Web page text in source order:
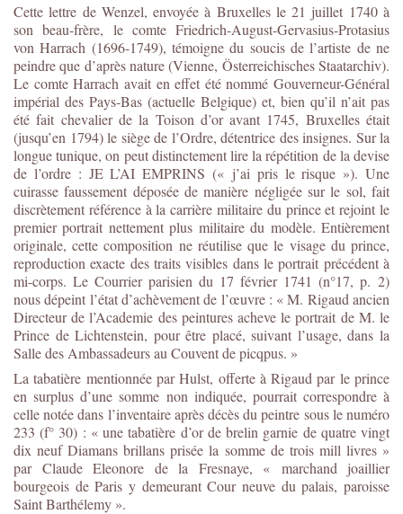
Cette lettre de Wenzel, envoyée à Bruxelles le 21 juillet 1740 à
son beau-frère, le comte Friedrich-August-Gervasius-Protasius
von Harrach (1696-1749), témoigne du soucis de l’artiste de ne
peindre que d’après nature (Vienne, Österreichisches Staatarchiv).
Le comte Harrach avait en effet été nommé Gouverneur-Général
impérial des Pays-Bas (actuelle Belgique) et, bien qu’il n’ait pas
été fait chevalier de la Toison d’or avant 1745, Bruxelles était
(jusqu’en 1794) le siège de l’Ordre, détentrice des insignes. Sur la
longue tunique, on peut distinctement lire la répétition de la devise
de l’ordre : JE L’AI EMPRINS (« j’ai pris le risque »). Une
cuirasse faussement déposée de manière négligée sur le sol, fait
discrètement référence à la carrière militaire du prince et rejoint le
premier portrait nettement plus militaire du modèle. Entièrement
originale, cette composition ne réutilise que le visage du prince,
reproduction exacte des traits visibles dans le portrait précédent à
mi-corps. Le Courrier parisien du 17 février 1741 (n°17, p. 2)
nous dépeint l’état d’achèvement de l’œuvre : « M. Rigaud ancien
Directeur de l’Academie des peintures acheve le portrait de M. le
Prince de Lichtenstein, pour être placé, suivant l’usage, dans la
Salle des Ambassadeurs au Couvent de picqpus. »
La tabatière mentionnée par Hulst, offerte à Rigaud par le prince
en surplus d’une somme non indiquée, pourrait correspondre à
celle notée dans l’inventaire après décès du peintre sous le numéro
233 (f° 30) : « une tabatière d’or de brelin garnie de quatre vingt
dix neuf Diamans brillans prisée la somme de trois mill livres »
par Claude Eleonore de la Fresnaye, « marchand joaillier
bourgeois de Paris y demeurant Cour neuve du palais, paroisse
Saint Barthélemy ».